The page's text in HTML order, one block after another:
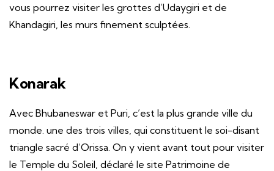
vous pourrez visiter les grottes d’Udaygiri et de
Khandagiri, les murs finement sculptées.
Konarak
Avec Bhubaneswar et Puri, c’est la plus grande ville du
monde. une des trois villes, qui constituent le soi-disant
triangle sacré d’Orissa. On y vient avant tout pour visiter
le Temple du Soleil, déclaré le site Patrimoine de